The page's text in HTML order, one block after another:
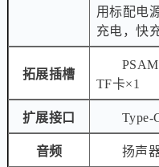
用标配电
充电，快
拓展插槽
TF卡×1
扩展接口 Type-
音频 扬声